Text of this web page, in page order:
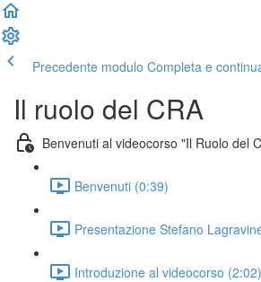
Precedente modulo Completa e
Il ruolo del CRA
Benvenuti al videocorso "Il Ruolo del
Benvenuti (0:39)
Presentazione Stefano
Introduzione al videocorso (2:02)